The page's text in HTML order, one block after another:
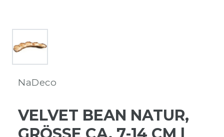
NaDeco
VELVET BEAN NATUR,